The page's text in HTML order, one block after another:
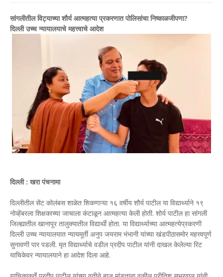
सांगलीतील विट्याच्या शौर्य आत्महत्या प्रकरणात पोलिसांचा निष्काळजीपणा?
दिल्ली उच्च न्यायालयाचे महत्त्वाचे आदेश
दिल्ली : खरा पंचनामा
दिल्लीतील सेंट कोलंबस शाळेत शिकणाऱ्या १६ वर्षीय शौर्य पाटील या विद्यार्थ्याने १९
नोव्हेंबरला शिक्षकाच्या जाचाला कंटाळून आत्महत्या केली होती. शोर्य पाटील हा सांगली
जिल्ह्यातील खानापूर तालुक्यातील विद्यार्थी होता. या विद्यार्थ्याच्या आत्महत्येप्रकरणी
दिल्ली उच्च न्यायालयात न्यायमूर्ती अनुप जयराम भंभानी यांच्या खंडपीठासमोर महत्त्वपूर्ण
सुनावणी पार पडली. मृत विद्यार्थ्याचे वडील प्रदीप पाटील यांनी दाखल केलेल्या रिट
याचिकेवर न्यायालयाने हा आदेश दिला आहे.